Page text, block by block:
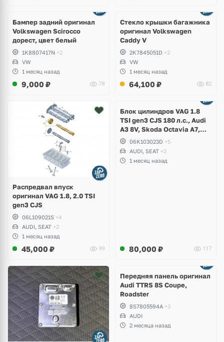
Бампер задний оригинал
Volkswagen Scirocco
дорест, цвет белый
1K8807417N +2
VW
1 месяц назад
9,000 ₽ 78
Стекло крышки багажника
оригинал Volkswagen
Caddy V
2K7845051D +2
VW
1 месяц назад
64,100 ₽ 82
Распредвал впуск
оригинал VAG 1.8, 2.0 TSI
gen3 CJS
06L109021S +4
AUDI, SEAT +2
1 месяц назад
45,000 ₽ 99
2 фото
Блок цилиндров VAG 1.8
TSI gen3 CJS 180 л.с., Audi
A3 8V, Skoda Octavia A7,
Superb, Volkswagen Passat
B8, Golf VII Alltrack, Seat
Leon
06K103023D +5
AUDI, SEAT +2
1 месяц назад
80,000 ₽ 117
2 фото
Передняя панель оригинал
Audi TTRS 8S Coupe,
Roadster
8S7805594A +3
AUDI
2 месяца назад